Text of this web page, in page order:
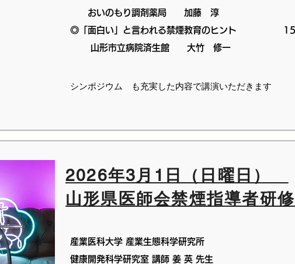
おいのもり調剤薬局 加藤 淳
◎「面白い」と言われる禁煙教育のヒント
山形市立病院済生館 大竹 修一
​シンポジウム も充実した内容で講演いただきます
2026年3月1日（日曜日）
山形県医師会禁煙指導者研
産業医科大学 産業生態科学研究所
健康開発科学研究室 講師 姜 英 先生